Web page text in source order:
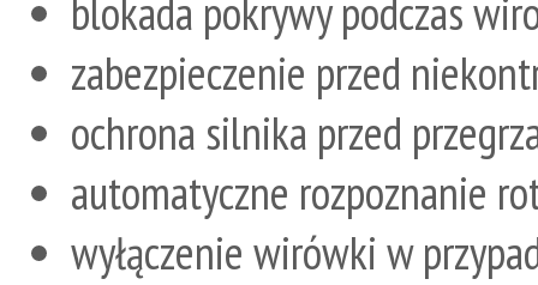
blokada pokrywy podczas
zabezpieczenie przed
ochrona silnika przed
automatyczne rozpoznanie
wyłączenie wirówki w